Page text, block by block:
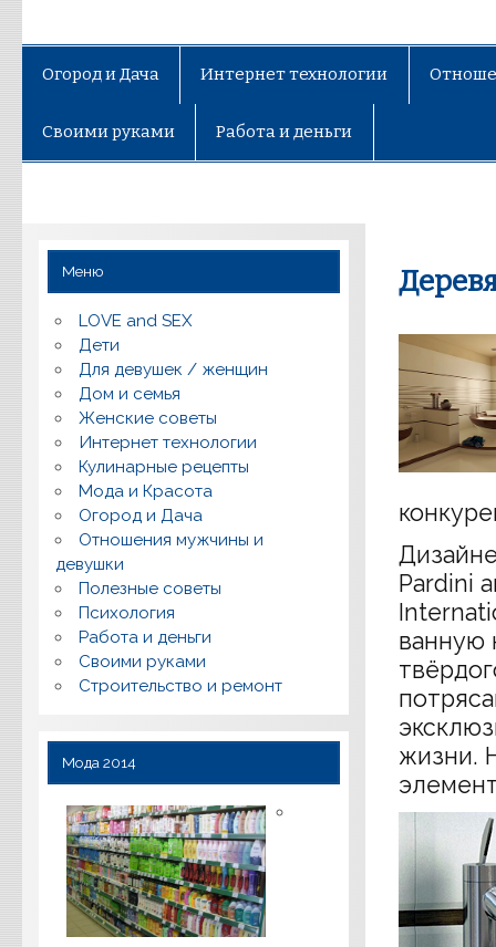
Огород и Дача Интернет технологии
Своими руками Работа и деньги
Pardini
ванную
жизни.
Меню
LOVE and SEX
Дети
Для девушек / женщин
Дом и семья
Женские советы
Интернет технологии
Кулинарные рецепты
Мода и Красота
Огород и Дача
Отношения мужчины и
девушки
Полезные советы
Психология
Работа и деньги
Своими руками
Строительство и ремонт
Мода 2014